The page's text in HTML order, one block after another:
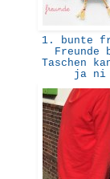
1. bunte
Freunde
Taschen
ja